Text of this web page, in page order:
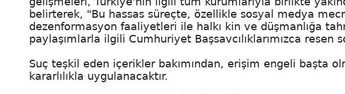
belirterek, "Bu hassas süreçte, özellikle sosyal medya
dezenformasyon faaliyetleri ile halkı kin ve düşmanlığa
paylaşımlarla ilgili Cumhuriyet Başsavcılıklarımızca resen
Suç teşkil eden içerikler bakımından, erişim engeli başta
kararlılıkla uygulanacaktır.